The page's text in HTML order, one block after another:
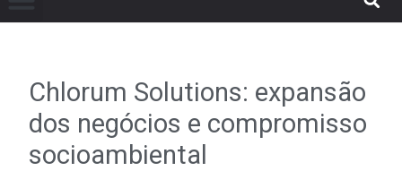
Chlorum Solutions: expansão
dos negócios e compromisso
socioambiental